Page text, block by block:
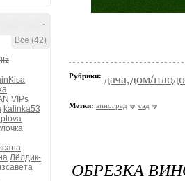
-
Все (42)
VIPs
kalinka53
Лёлдик-
Рубрики: дача,дом/
Метки: виноград сад
ОБРЕЗКА